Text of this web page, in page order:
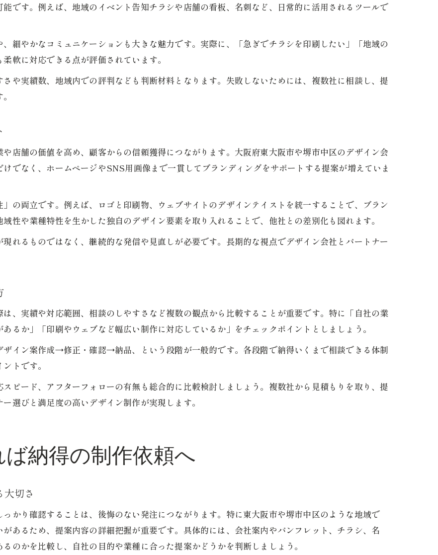
初めてでも安心できるデザイン制作の流れ
初めての方にも分かりやすい制作フローとは
制作提案の受け方と安心して任せるコツ
グラフィック制作の疑問を事前に解消する方法
です。例えば、地域のイベント告知チラシや店舗の看板、名刺など、日常的に活用されるツールで
細やかなコミュニケーションも大きな魅力です。実際に、「急ぎでチラシを印刷したい」「地域の
軟に対応できる点が評価されています。
や実績数、地域内での評判なども判断材料となります。失敗しないためには、複数社に相談し、提
店舗の価値を高め、顧客からの信頼獲得につながります。大阪府東大阪市や堺市中区のデザイン会
でなく、ホームページやSNS用画像まで一貫してブランディングをサポートする提案が増えていま
の両立です。例えば、ロゴと印刷物、ウェブサイトのデザインテイストを統一することで、ブラン
性や業種特性を生かした独自のデザイン要素を取り入れることで、他社との差別化も図れます。
れるものではなく、継続的な発信や見直しが必要です。長期的な視点でデザイン会社とパートナー
、実績や対応範囲、相談のしやすさなど複数の観点から比較することが重要です。特に「自社の業
るか」「印刷やウェブなど幅広い制作に対応しているか」をチェックポイントとしましょう。
イン案作成→修正・確認→納品、という段階が一般的です。各段階で納得いくまで相談できる体制
トです。
ピード、アフターフォローの有無も総合的に比較検討しましょう。複数社から見積もりを取り、提
選びと満足度の高いデザイン制作が実現します。
納得の制作依頼へ
大切さ
かり確認することは、後悔のない発注につながります。特に東大阪市や堺市中区のような地域で
あるため、提案内容の詳細把握が重要です。具体的には、会社案内やパンフレット、チラシ、名
のかを比較し、自社の目的や業種に合った提案かどうかを判断しましょう。